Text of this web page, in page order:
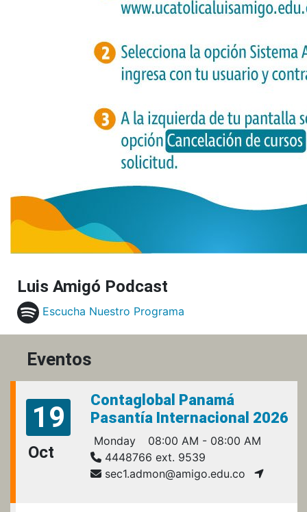
Luis Amigó Podcast
Escucha Nuestro Programa
Eventos
19
Oct
Contaglobal Panamá
Pasantía Internacional 2026
Monday
08:00 AM - 08:00 AM
4448766 ext. 9539
sec1.admon@amigo.edu.co